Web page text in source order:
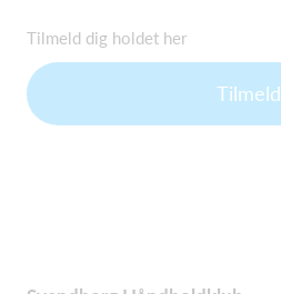
Tilmeld dig holdet her
Tilmeld